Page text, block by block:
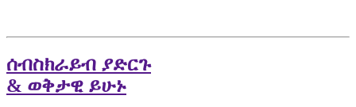
ሰብስክራይብ ያድርጉ
& ወቅታዊ ይሁኑ